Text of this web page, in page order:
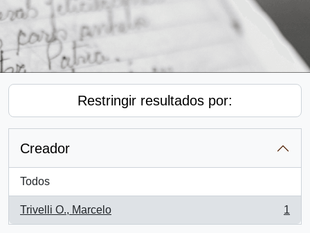
Restringir resultados por:
Creador
Todos
Trivelli O., Marcelo
, 1 resultados
1